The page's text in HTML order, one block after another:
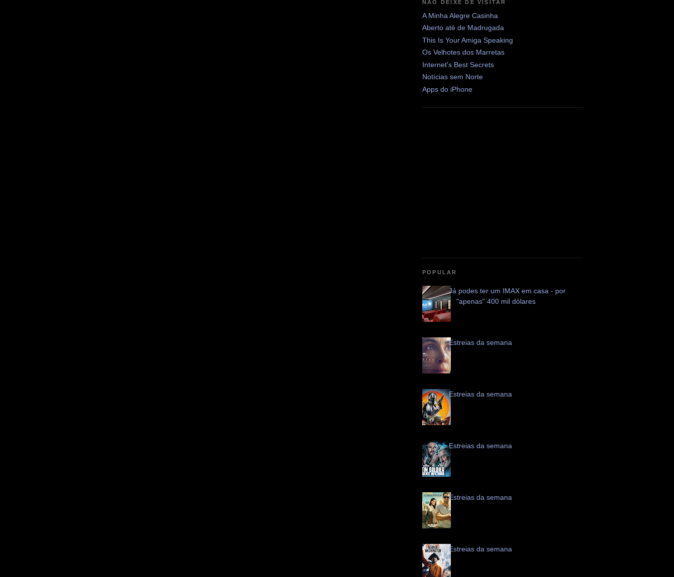
NÃO DEIXE DE VISITAR
A Minha Alegre Casinha
Aberto até de Madrugada
This Is Your Amiga Speaking
Os Velhotes dos Marretas
Internet's Best Secrets
Notícias sem Norte
Apps do iPhone
POPULAR
Já podes ter um IMAX em casa - por
"apenas" 400 mil dólares
Estreias da semana
Estreias da semana
Estreias da semana
Estreias da semana
Estreias da semana